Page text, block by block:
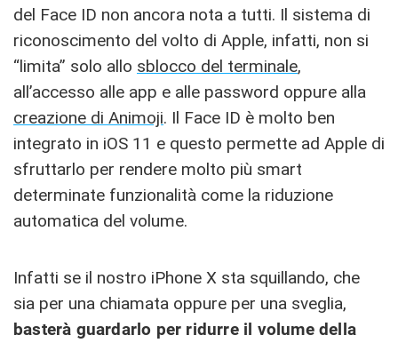
del Face ID non ancora nota a tutti. Il sistema di
riconoscimento del volto di Apple, infatti, non si
“limita” solo allo sblocco del terminale,
all’accesso alle app e alle password oppure alla
creazione di Animoji. Il Face ID è molto ben
integrato in iOS 11 e questo permette ad Apple di
sfruttarlo per rendere molto più smart
determinate funzionalità come la riduzione
automatica del volume.
Infatti se il nostro iPhone X sta squillando, che
sia per una chiamata oppure per una sveglia,
basterà guardarlo per ridurre il volume della